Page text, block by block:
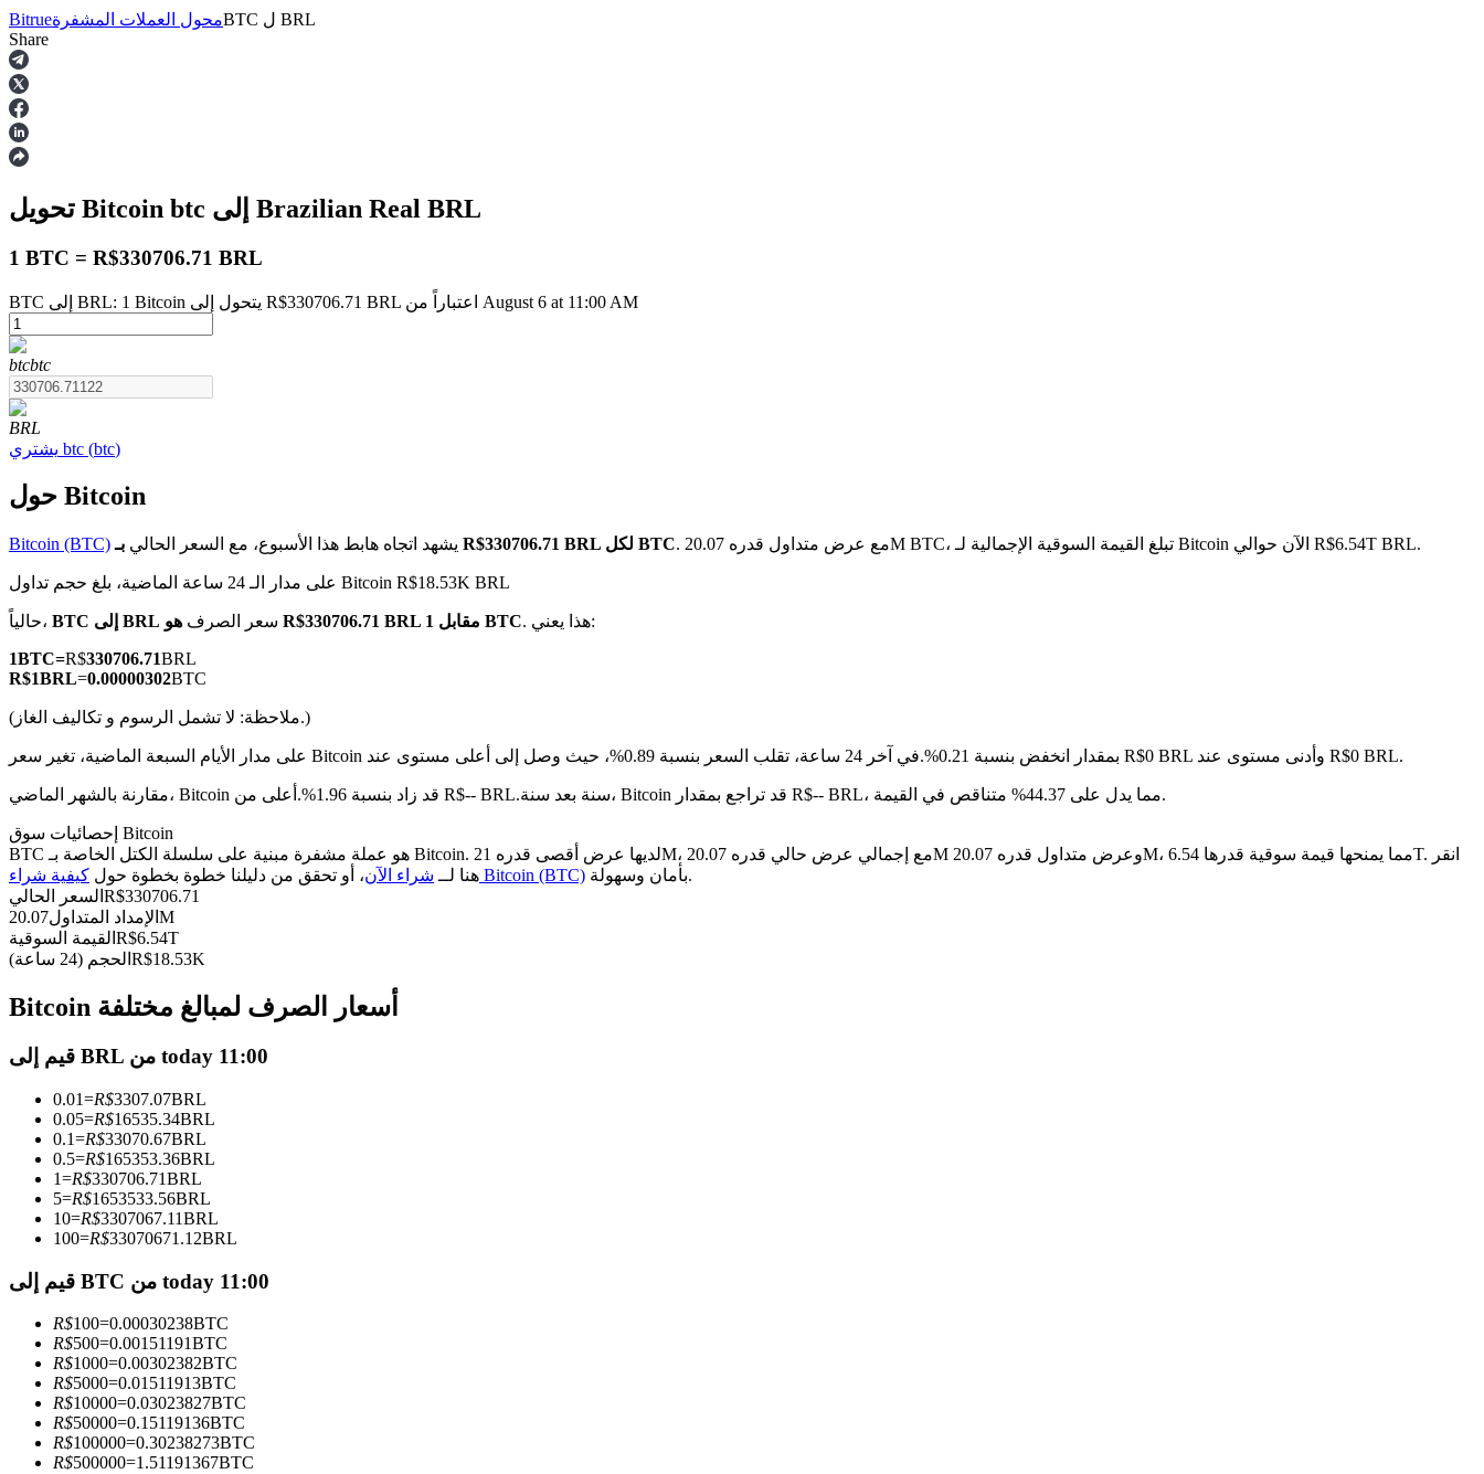
العقود الآجلة
العقود الآجلة USDT
TradFi
مشتقات الأسهم والعملات الأجنبية والمعادن الثمينة والسلع
العقود الآجلة باستخدام USDC كضمان
انضم إلى أفضل المتداولين
Bitrueمحول العملات المشفرةBTC ل BRL
Share
تحويل Bitcoin btc إلى Brazilian Real BRL
1 BTC = R$330706.71 BRL
BTC إلى BRL: 1 Bitcoin يتحول إلى R$330706.71 BRL اعتباراً من August 6 at 11:00 AM
btcbtc
BRL
يشتري btc (btc)
حول Bitcoin
Bitcoin (BTC) يشهد اتجاه هابط هذا الأسبوع، مع السعر الحالي بـ R$330706.71 BRL لكل BTC . مع عرض متداول قدره 20.07M BTC، تبلغ القيمة السوقية الإجمالية لـ Bitcoin الآن حوالي R$6.54T BRL.
على مدار الـ 24 ساعة الماضية، بلغ حجم تداول Bitcoin R$18.53K BRL
حالياً، BTC إلى BRL سعر الصرف هو R$330706.71 BRL مقابل 1 BTC
. هذا يعني:
1BTC=R$330706.71BRL
R$1BRL=0.00000302BTC
(ملاحظة: لا تشمل الرسوم و تكاليف الغاز.)
على مدار الأيام السبعة الماضية، تغير سعر Bitcoin بمقدار انخفض بنسبة 0.21%. في آخر 24 ساعة، تقلب السعر بنسبة 0.89%، حيث وصل إلى أعلى مستوى عند R$0 BRL وأدنى مستوى عند R$0 BRL.
مقارنة بالشهر الماضي، Bitcoin قد زاد بنسبة 1.96%.أعلى من R$-- BRL. سنة بعد سنة، Bitcoin قد تراجع بمقدار R$-- BRL، مما يدل على 44.37% متناقص في القيمة.
إحصائيات سوق Bitcoin
BTC هو عملة مشفرة مبنية على سلسلة الكتل الخاصة بـ Bitcoin. لديها عرض أقصى قدره 21M، مع إجمالي عرض حالي قدره 20.07M وعرض متداول قدره 20.07M، مما يمنحها قيمة سوقية قدرها 6.54T. انقر
هنا لــ شراء الآن، أو تحقق من دليلنا خطوة بخطوة حول كيفية شراء Bitcoin (BTC)
بأمان وسهولة.
السعر الحالي R$330706.71
الإمداد المتداول 20.07M
القيمة السوقية R$6.54T
الحجم (24 ساعة) R$18.53K
Bitcoin أسعار الصرف لمبالغ مختلفة
قيم إلى BRL من today 11:00
0.01=R$3307.07BRL
0.05=R$16535.34BRL
0.1=R$33070.67BRL
0.5=R$165353.36BRL
1=R$330706.71BRL
5=R$1653533.56BRL
10=R$3307067.11BRL
100=R$33070671.12BRL
قيم إلى BTC من today 11:00
R$100=0.00030238BTC
R$500=0.00151191BTC
R$1000=0.00302382BTC
R$5000=0.01511913BTC
R$10000=0.03023827BTC
R$50000=0.15119136BTC
R$100000=0.30238273BTC
R$500000=1.51191367BTC